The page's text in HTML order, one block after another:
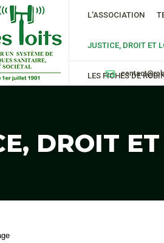
DROIT
L'ASSOCIATION
JUSTICE, DROIT ET
LES FICHES DE